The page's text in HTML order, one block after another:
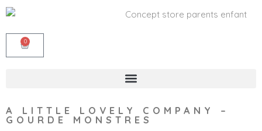
0
A LITTLE LOVELY COMPANY –
GOURDE MONSTRES